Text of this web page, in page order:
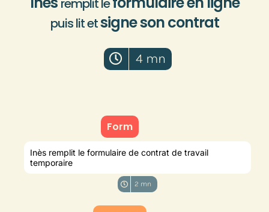
puis lit etsigne son contrat
4 mn
Form
Inès remplit le formulaire de contrat de travail
temporaire
2 mn